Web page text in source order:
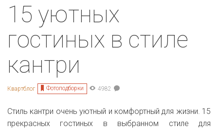
15 уютных
гостиных в стиле
кантри
Квартблог Фотоподборки 4982
Стиль кантри очень уютный и комфортный для жизни. 15
прекрасных гостиных в выбранном стиле для